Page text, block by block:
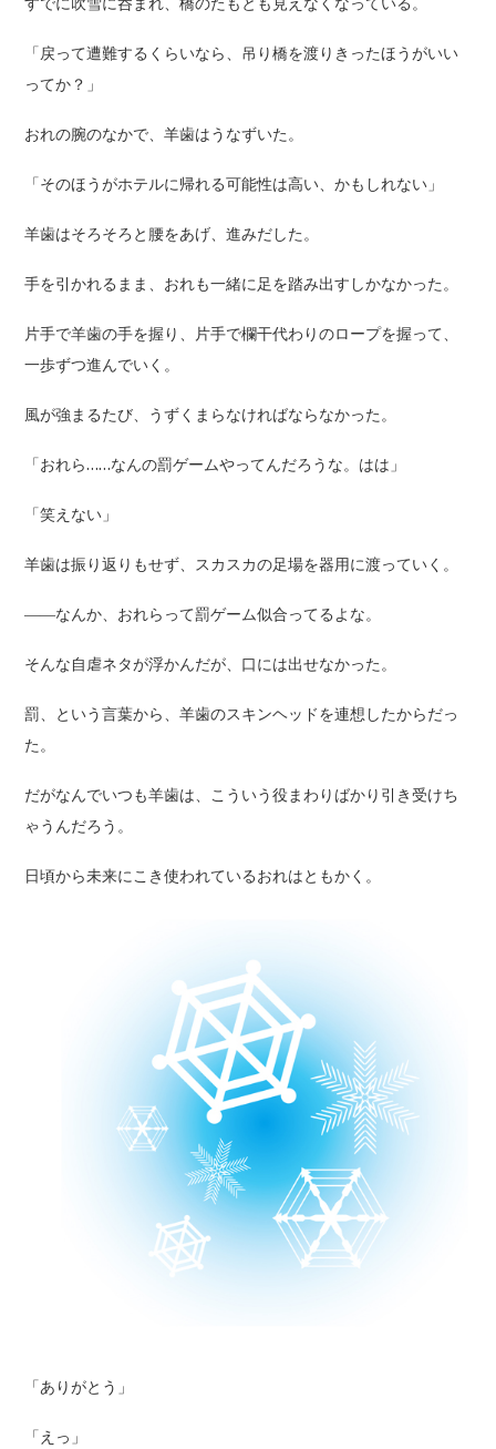
「戻って遭難するくらいなら、吊り橋を渡りきったほうがいい
ってか？」
おれの腕のなかで、羊歯はうなずいた。
「そのほうがホテルに帰れる可能性は高い、かもしれない」
羊歯はそろそろと腰をあげ、進みだした。
手を引かれるまま、おれも一緒に足を踏み出すしかなかった。
片手で羊歯の手を握り、片手で欄干代わりのロープを握って、
一歩ずつ進んでいく。
風が強まるたび、うずくまらなければならなかった。
「おれら……なんの罰ゲームやってんだろうな。はは」
「笑えない」
羊歯は振り返りもせず、スカスカの足場を器用に渡っていく。
――なんか、おれらって罰ゲーム似合ってるよな。
そんな自虐ネタが浮かんだが、口には出せなかった。
罰、という言葉から、羊歯のスキンヘッドを連想したからだっ
た。
だがなんでいつも羊歯は、こういう役まわりばかり引き受けち
ゃうんだろう。
日頃から未来にこき使われているおれはともかく。
「ありがとう」
「えっ」